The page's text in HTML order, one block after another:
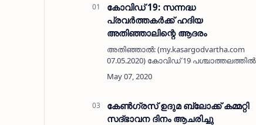
കോവിഡ് 19: സന്നദ്ധ
പ്രവര്‍ത്തകര്‍ക്ക് ഹദിയ
അതിഞ്ഞാലിന്റെ ആദരം
അതിഞ്ഞാല്‍: (my.kasargodvartha.com
07.05.2020) കോവിഡ് 19 പശ്ചാത്തലത്തില്‍
ഗള്‍ഫ് രാജ്യങ്ങളിലെ പ്രവാസി
സഹോദരന്മാര്‍ ജോലിക്ക് പോകാന്‍
അവസ്ഥ വ…
കേൺഗ്രസ് ഉദുമ ബ്ലോക്ക് കമ്മറ്റി
സദ്ഭാവന ദിനം ആചരിച്ചു